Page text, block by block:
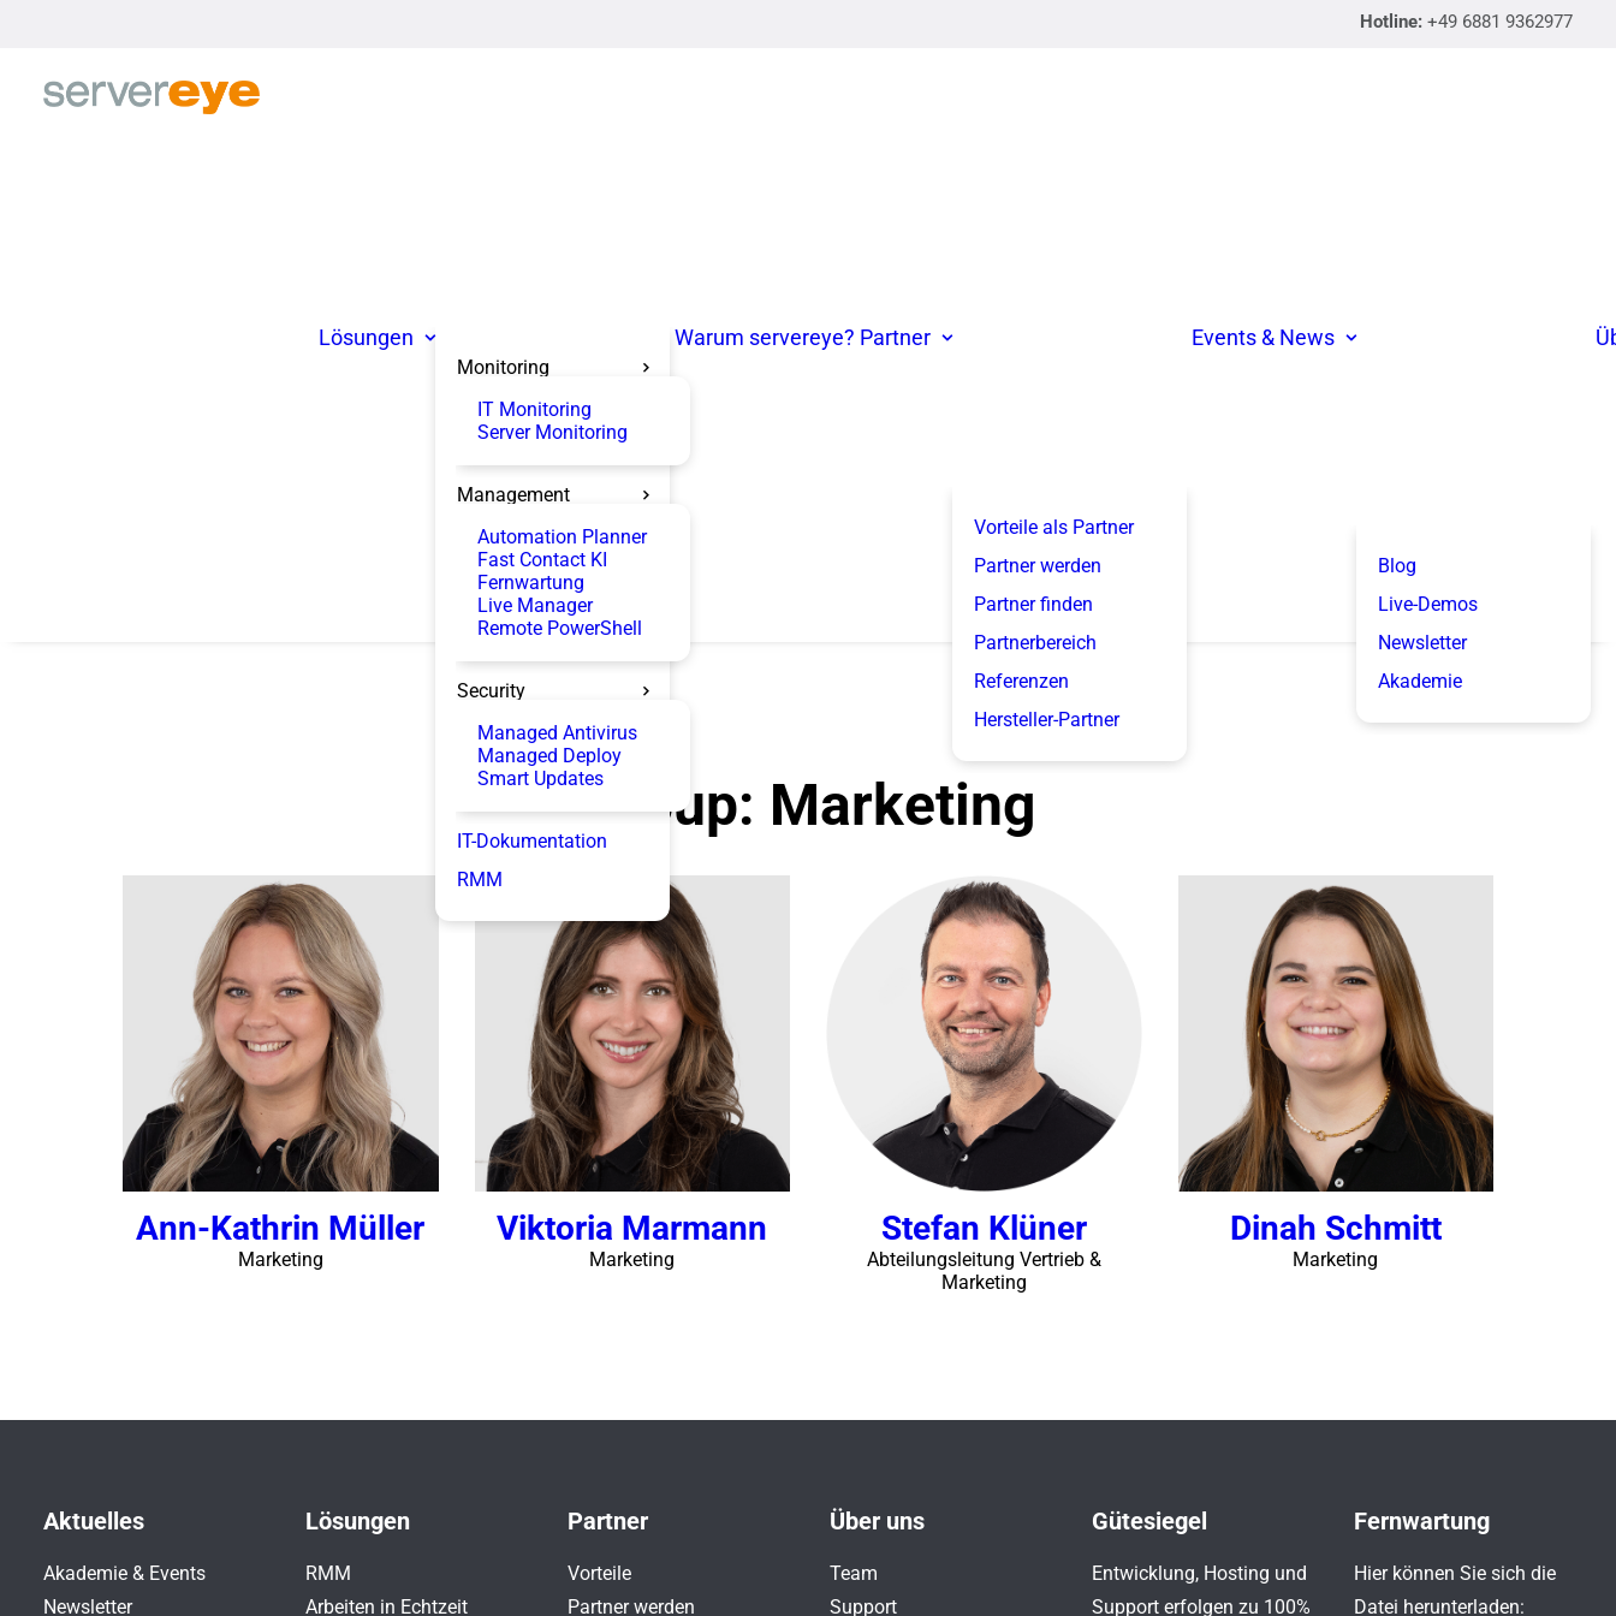
Hotline: +49 6881 9362977
Lösungen
Monitoring
IT Monitoring
Server Monitoring
Management
Automation Planner
Fast Contact KI
Fernwartung
Live Manager
Remote PowerShell
Security
Managed Antivirus
Managed Deploy
Smart Updates
IT-Dokumentation
RMM
Warum servereye? Partner
Vorteile als Partner
Partner werden
Partner finden
Partnerbereich
Referenzen
Hersteller-Partner
Events & News
Blog
Live-Demos
Newsletter
Akademie
Group: Marketing
Ann-Kathrin Müller
Marketing
Viktoria Marmann
Marketing
Stefan Klüner
Abteilungsleitung Vertrieb &
Marketing
Dinah Schmitt
Marketing
Aktuelles
Akademie & Events
Newsletter
Lösungen
RMM
Arbeiten in Echtzeit
Partner
Vorteile
Partner werden
Über uns
Team
Support
Gütesiegel
Entwicklung, Hosting und
Support erfolgen zu 100%
Fernwartung
Hier können Sie sich die
Datei herunterladen: